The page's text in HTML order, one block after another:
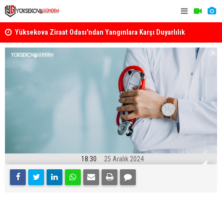
Yüksekova Ziraat Odası'ndan Yangınlara Karşı Duyarlılık
Çağrısı
18:30 25 Aralık 2024